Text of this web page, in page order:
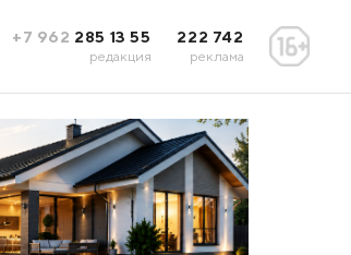
+7 962 285 13 55
редакция
222 742
реклама